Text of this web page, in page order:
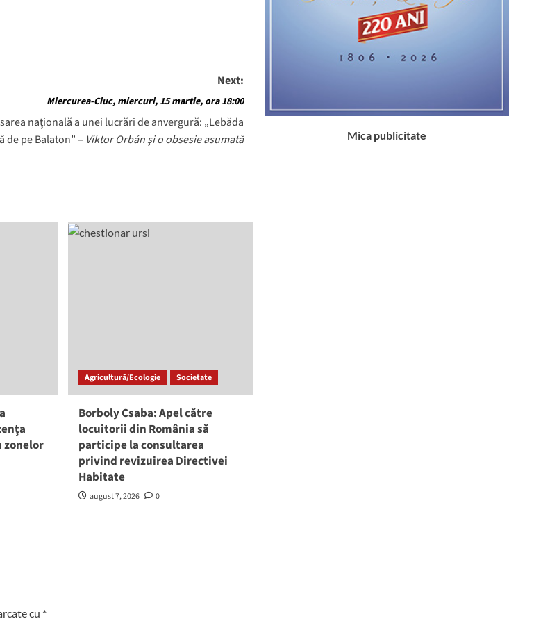
Next:
Miercurea-Ciuc, miercuri, 15 martie, ora 18:00
naţională a unei lucrări de anvergură: „Lebăda
de pe Balaton” – Viktor Orbán şi o obsesie asumată
Agricultură/Ecologie Societate
Borboly Csaba: Apel către
locuitorii din România să
participe la consultarea
privind revizuirea Directivei
Habitate
august 7, 2026 0
cu *
Mica publicitate